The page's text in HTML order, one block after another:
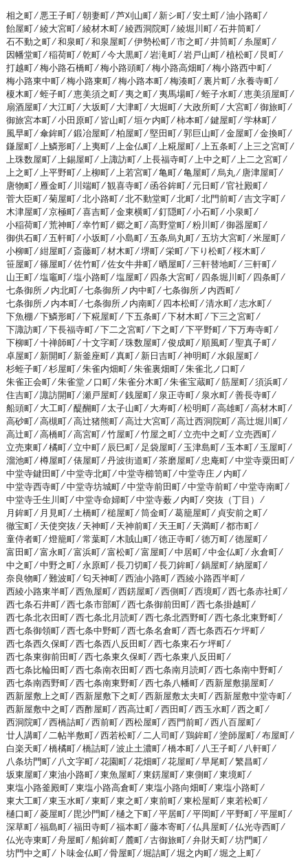
相之町 ⁄ 悪王子町 ⁄朝妻町 ⁄芦刈山町 ⁄ 新シ町 ⁄安土町 ⁄油小路町 ⁄
飴屋町 ⁄綾大宮町 ⁄綾材木町 ⁄綾西洞院町 ⁄綾堀川町 ⁄石井筒町 ⁄
石不動之町 ⁄和泉町 ⁄和泉屋町 ⁄伊勢松町 ⁄市之町 ⁄井筒町 ⁄ 糸屋町 ⁄
因幡堂町 ⁄稲荷町 ⁄乾町 ⁄今大黒町 ⁄岩滝町 ⁄岩戸山町 ⁄植松町 ⁄ 艮町 ⁄
打越町 ⁄梅小路石橋町 ⁄梅小路頭町 ⁄梅小路高畑町 ⁄梅小路西中町 ⁄
梅小路東中町 ⁄梅小路東町 ⁄梅小路本町 ⁄梅湊町 ⁄裏片町 ⁄永養寺町 ⁄
榎木町 ⁄蛭子町 ⁄恵美須之町 ⁄夷之町 ⁄夷馬場町 ⁄蛭子水町 ⁄恵美須屋町 ⁄
扇酒屋町 ⁄ 大江町 ⁄ 大坂町 ⁄ 大津町 ⁄ 大堀町 ⁄ 大政所町 ⁄ 大宮町 ⁄御旅町 ⁄
御旅宮本町 ⁄小田原町 ⁄ 皆山町 ⁄垣ケ内町 ⁄柿本町 ⁄鍵屋町 ⁄学林町 ⁄
風早町 ⁄傘鉾町 ⁄鍛冶屋町 ⁄柏屋町 ⁄堅田町 ⁄郭巨山町 ⁄金屋町 ⁄金換町 ⁄
鎌屋町 ⁄ 上鱗形町 ⁄ 上夷町 ⁄ 上金仏町 ⁄ 上糀屋町 ⁄ 上五条町 ⁄ 上三之宮町 ⁄
上珠数屋町 ⁄ 上錫屋町 ⁄ 上諏訪町 ⁄ 上長福寺町 ⁄ 上中之町 ⁄ 上二之宮町 ⁄
上之町 ⁄ 上平野町 ⁄ 上柳町 ⁄ 上若宮町 ⁄亀町 ⁄亀屋町 ⁄ 烏丸 ⁄ 唐津屋町 ⁄
唐物町 ⁄ 雁金町 ⁄ 川端町 ⁄観喜寺町 ⁄函谷鉾町 ⁄ 元日町 ⁄官社殿町 ⁄
菅大臣町 ⁄菊屋町 ⁄北小路町 ⁄北不動堂町 ⁄北町 ⁄北門前町 ⁄吉文字町 ⁄
木津屋町 ⁄京極町 ⁄喜吉町 ⁄金東横町 ⁄釘隠町 ⁄小石町 ⁄小泉町 ⁄
小稲荷町 ⁄荒神町 ⁄幸竹町 ⁄郷之町 ⁄高野堂町 ⁄粉川町 ⁄御器屋町 ⁄
御供石町 ⁄五軒町 ⁄小坂町 ⁄小島町 ⁄五条烏丸町 ⁄五坊大宮町 ⁄米屋町 ⁄
小柳町 ⁄紺屋町 ⁄斎藤町 ⁄材木町 ⁄堺町 ⁄栄町 ⁄下り松町 ⁄桜木町 ⁄
笹屋町 ⁄篠屋町 ⁄佐竹町 ⁄佐女牛井町 ⁄晒屋町 ⁄ 三軒替地町 ⁄ 三軒町 ⁄
山王町 ⁄塩竈町 ⁄塩小路町 ⁄塩屋町 ⁄ 四条大宮町 ⁄ 四条堀川町 ⁄ 四条町 ⁄
七条御所ノ内北町 ⁄七条御所ノ内中町 ⁄七条御所ノ内西町 ⁄
七条御所ノ内本町 ⁄七条御所ノ内南町 ⁄ 四本松町 ⁄清水町 ⁄志水町 ⁄
下魚棚 ⁄下鱗形町 ⁄下糀屋町 ⁄下五条町 ⁄下材木町 ⁄下三之宮町 ⁄
下諏訪町 ⁄下長福寺町 ⁄下二之宮町 ⁄下之町 ⁄下平野町 ⁄下万寿寺町 ⁄
下柳町 ⁄十禅師町 ⁄十文字町 ⁄珠数屋町 ⁄俊成町 ⁄ 順風町 ⁄聖真子町 ⁄
卓屋町 ⁄ 新開町 ⁄ 新釜座町 ⁄真町 ⁄ 新日吉町 ⁄神明町 ⁄ 水銀屋町 ⁄
杉蛭子町 ⁄杉屋町 ⁄朱雀内畑町 ⁄朱雀裏畑町 ⁄朱雀北ノ口町 ⁄
朱雀正会町 ⁄朱雀堂ノ口町 ⁄朱雀分木町 ⁄朱雀宝蔵町 ⁄筋屋町 ⁄須浜町 ⁄
住吉町 ⁄諏訪開町 ⁄瀬戸屋町 ⁄銭屋町 ⁄ 泉正寺町 ⁄ 泉水町 ⁄善長寺町 ⁄
船頭町 ⁄ 大工町 ⁄醍醐町 ⁄太子山町 ⁄ 大寿町 ⁄松明町 ⁄高雄町 ⁄高材木町 ⁄
高砂町 ⁄高槻町 ⁄高辻猪熊町 ⁄高辻大宮町 ⁄高辻西洞院町 ⁄高辻堀川町 ⁄
高辻町 ⁄高橋町 ⁄高宮町 ⁄竹屋町 ⁄竹屋之町 ⁄ 立売中之町 ⁄ 立売西町 ⁄
立売東町 ⁄橘町 ⁄ 立中町 ⁄ 辰巳町 ⁄ 足袋屋町 ⁄ 玉津島町 ⁄ 玉本町 ⁄ 玉屋町 ⁄
溜池町 ⁄樽屋町 ⁄俵屋町 ⁄丹波街道町 ⁄茶磨屋町 ⁄ 忠庵町 ⁄中堂寺粟田町 ⁄
中堂寺鍵田町 ⁄中堂寺北町 ⁄中堂寺櫛笥町 ⁄中堂寺庄ノ内町 ⁄
中堂寺西寺町 ⁄中堂寺坊城町 ⁄中堂寺前田町 ⁄中堂寺前町 ⁄中堂寺南町 ⁄
中堂寺壬生川町 ⁄中堂寺命婦町 ⁄中堂寺薮ノ内町 ⁄ 突抜（丁目） ⁄
月鉾町 ⁄ 月見町 ⁄ 土橋町 ⁄槌屋町 ⁄筒金町 ⁄葛籠屋町 ⁄ 貞安前之町 ⁄
徹宝町 ⁄ 天使突抜 ⁄ 天神町 ⁄ 天神前町 ⁄ 天王町 ⁄ 天満町 ⁄都市町 ⁄
童侍者町 ⁄燈籠町 ⁄常葉町 ⁄ 木賊山町 ⁄徳正寺町 ⁄徳万町 ⁄徳屋町 ⁄
富田町 ⁄富永町 ⁄富浜町 ⁄富松町 ⁄富屋町 ⁄中居町 ⁄中金仏町 ⁄永倉町 ⁄
中之町 ⁄中野之町 ⁄永原町 ⁄長刀切町 ⁄長刀鉾町 ⁄鍋屋町 ⁄納屋町 ⁄
奈良物町 ⁄難波町 ⁄匂天神町 ⁄西油小路町 ⁄西綾小路西半町 ⁄
西綾小路東半町 ⁄西魚屋町 ⁄西錺屋町 ⁄西側町 ⁄西境町 ⁄西七条赤社町 ⁄
西七条石井町 ⁄西七条市部町 ⁄西七条御前田町 ⁄西七条掛越町 ⁄
西七条北衣田町 ⁄西七条北月読町 ⁄西七条北西野町 ⁄西七条北東野町 ⁄
西七条御領町 ⁄西七条中野町 ⁄西七条名倉町 ⁄西七条西石ケ坪町 ⁄
西七条西久保町 ⁄西七条西八反田町 ⁄西七条東石ケ坪町 ⁄
西七条東御前田町 ⁄西七条東久保町 ⁄西七条東八反田町 ⁄
西七条比輪田町 ⁄西七条南衣田町 ⁄西七条南月読町 ⁄西七条南中野町 ⁄
西七条南西野町 ⁄西七条南東野町 ⁄西七条八幡町 ⁄西新屋敷揚屋町 ⁄
西新屋敷上之町 ⁄西新屋敷下之町 ⁄西新屋敷太夫町 ⁄西新屋敷中堂寺町 ⁄
西新屋敷中之町 ⁄西酢屋町 ⁄西高辻町 ⁄西田町 ⁄西玉水町 ⁄西之町 ⁄
西洞院町 ⁄西橋詰町 ⁄西前町 ⁄西松屋町 ⁄西門前町 ⁄西八百屋町 ⁄
廿人講町 ⁄ 二帖半敷町 ⁄西若松町 ⁄ 二人司町 ⁄鶏鉾町 ⁄塗師屋町 ⁄布屋町 ⁄
白楽天町 ⁄橋橘町 ⁄橋詰町 ⁄波止土濃町 ⁄橋本町 ⁄ 八王子町 ⁄ 八軒町 ⁄
八条坊門町 ⁄ 八文字町 ⁄花園町 ⁄花畑町 ⁄花屋町 ⁄早尾町 ⁄繁昌町 ⁄
坂東屋町 ⁄東油小路町 ⁄東魚屋町 ⁄東錺屋町 ⁄東側町 ⁄東境町 ⁄
東塩小路釜殿町 ⁄東塩小路高倉町 ⁄東塩小路向畑町 ⁄東塩小路町 ⁄
東大工町 ⁄東玉水町 ⁄東町 ⁄東之町 ⁄東前町 ⁄東松屋町 ⁄東若松町 ⁄
樋口町 ⁄菱屋町 ⁄ 毘沙門町 ⁄樋之下町 ⁄平居町 ⁄平岡町 ⁄平野町 ⁄平屋町 ⁄
深草町 ⁄福島町 ⁄福田寺町 ⁄福本町 ⁄藤本寄町 ⁄仏具屋町 ⁄仏光寺西町 ⁄
仏光寺東町 ⁄舟屋町 ⁄船鉾町 ⁄ 麓町 ⁄古御旅町 ⁄弁財天町 ⁄坊門町 ⁄
坊門中之町 ⁄ 卜味金仏町 ⁄骨屋町 ⁄堀詰町 ⁄堀之内町 ⁄堀之上町 ⁄